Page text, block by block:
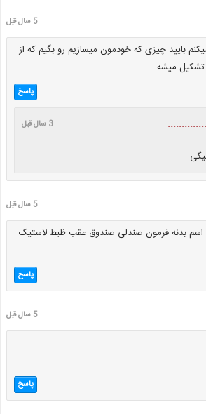
5 سال قبل
بایید چیزی که خودمون میسازیم رو بگیم که از
میشه
پاسخ
3 سال قبل
5 سال قبل
بدنه فرمون صندلی صندوق عقب ظبط لاستیک
پاسخ
5 سال قبل
پاسخ